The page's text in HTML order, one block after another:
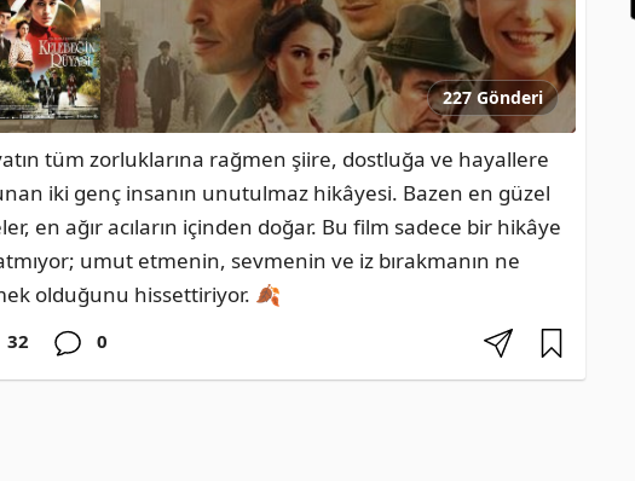
227 Gönderi
tüm zorluklarına rağmen şiire, dostluğa ve hayallere
iki genç insanın unutulmaz hikâyesi. Bazen en güzel
en ağır acıların içinden doğar. Bu film sadece bir hikâye
umut etmenin, sevmenin ve iz bırakmanın ne
olduğunu hissettiriyor. 🍂
32 0